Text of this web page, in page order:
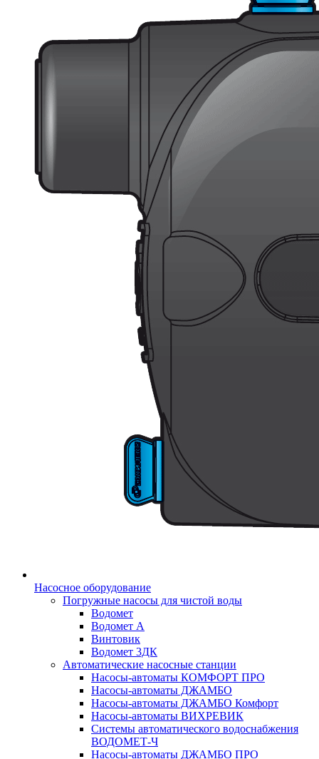
Насосное оборудование
Погружные насосы для чистой воды
Водомет
Водомет А
Винтовик
Водомет 3ДК
Автоматические насосные станции
Насосы-автоматы КОМФОРТ ПРО
Насосы-автоматы ДЖАМБО
Насосы-автоматы ДЖАМБО Комфорт
Насосы-автоматы ВИХРЕВИК
Системы автоматического водоснабжения
ВОДОМЕТ-Ч
Насосы-автоматы ДЖАМБО ПРО